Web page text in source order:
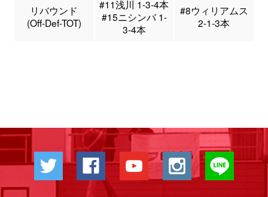
リバウンド
(Off-Def-TOT)
#11浅川 1-3-4本
#15ニシンバ 1-
3-4本
#8ウィリアムス
2-1-3本